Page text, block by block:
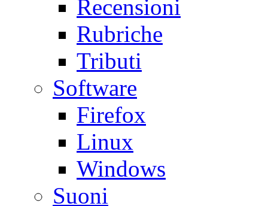
Recensioni
Rubriche
Tributi
Software
Firefox
Linux
Windows
Suoni